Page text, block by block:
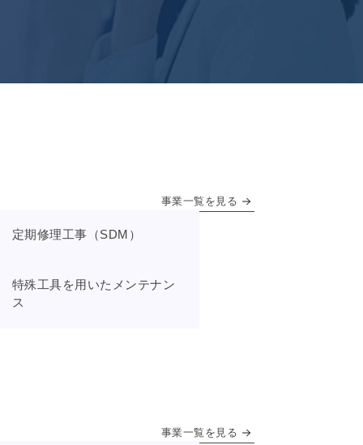
事業一覧を見る
定期修理工事（SDM）
特殊工具を用いたメンテナン
ス
事業一覧を見る